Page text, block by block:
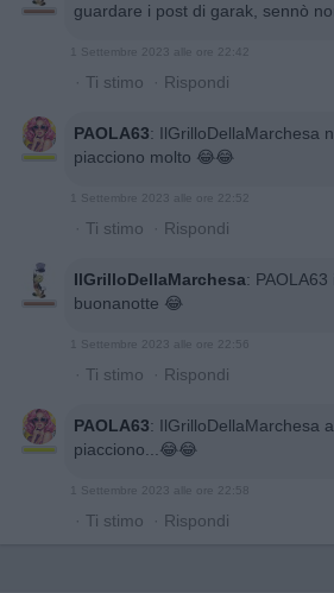
guardare i post di garak, sennò
· Ti stimo · Rispondi
PAOLA63: IlGrilloDellaMarchesa
piacciono molto 😂😂
· Ti stimo · Rispondi
IlGrilloDellaMarchesa:
buonanotte 😂
· Ti stimo · Rispondi
PAOLA63: IlGrilloDellaMarchesa
piacciono...😂😂
· Ti stimo · Rispondi